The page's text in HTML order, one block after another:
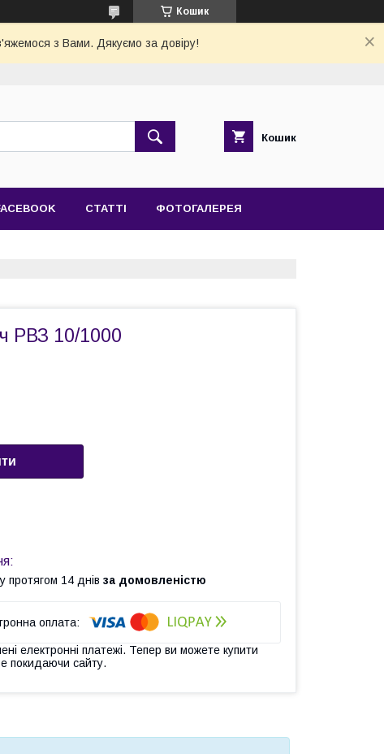
Кошик
з Вами. Дякуємо за довіру!
Кошик
СТАТТІ ФОТОГАЛЕРЕЯ
РВЗ 10/1000
протягом 14 днів за домовленістю
електронні платежі. Тепер ви можете купити
покидаючи сайту.